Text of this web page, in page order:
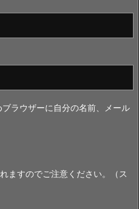
ラウザーに自分の名前、メール
ますのでご注意ください。（ス